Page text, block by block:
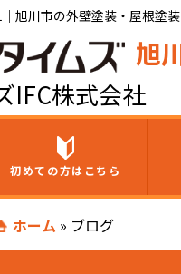
旭川市の外壁塗装・屋根塗
旭
IFC株式会社
初めての方はこちら
ホーム » ブログ